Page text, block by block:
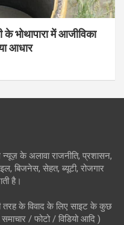
भोथापारा में आजीविका
आधार
के अलावा राजनीति, प्रशासन,
बिजनेस, सेहत, ब्यूटी, रोजगार
है।
तरह के विवाद के लिए साइट के कुछ
समाचार / फोटो / विडियो आदि )